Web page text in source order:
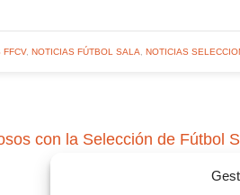
FFCV, NOTICIAS FÚTBOL SALA, NOTICIAS
con la Selección de Fútbol